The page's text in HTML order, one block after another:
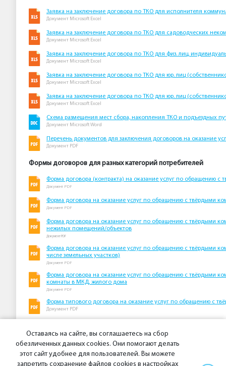
Заявка на заключение договора по ТКО для исполнителя
Документ Microsoft Excel
Заявка на заключение договора по ТКО для садоводческих
Документ Microsoft Excel
Заявка на заключение договора по ТКО для физ. лиц,
Документ Microsoft Excel
Заявка на заключение договора по ТКО для юр. лиц
Документ Microsoft Excel
Заявка на заключение договора по ТКО для юр. лиц
Документ Microsoft Excel
Схема размещения мест сбора, накопления ТКО и подъездных
Документ Microsoft Word
Перечень документов для заключения договоров на оказание
Документ PDF
Формы договоров для разных категорий потребителей
Форма договора (контракта) на оказание услуг по обращению
Документ PDF
Форма договора на оказание услуг по обращению с твёрдыми
Документ PDF
Форма договора на оказание услуг по обращению с твёрдыми
нежилых помещений/объектов
Документ PDF
Форма договора на оказание услуг по обращению с твёрдыми
числе земельных участков)
Документ PDF
Форма договора на оказание услуг по обращению с твёрдыми
комнаты в МКД, жилого дома
Документ PDF
Форма типового договора на оказание услуг по обращению с
Документ PDF
Перечень нормативных документов в области обращения с ТКО
Документ PDF
Оставаясь на сайте, вы соглашаетесь на сбор
обезличенных данных cookies. Они помогают делать
этот сайт удобнее для пользователей. Вы можете
запретить сохранение файлов cookies в настройках